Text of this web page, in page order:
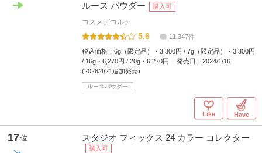
ルース パウダー 購入可
コスメデコルテ
5.6 11,347件
税込価格： 6g（限定品）・3,300円 / 7g（限定品）・3,300円
/ 16g・6,270円 / 20g・6,270円
発売日： 2024/1/16
(2026/4/21追加発売)
ルースパウダー
Like Have
17位 スタジオ フィックス 24 カラー コレクター
購入可